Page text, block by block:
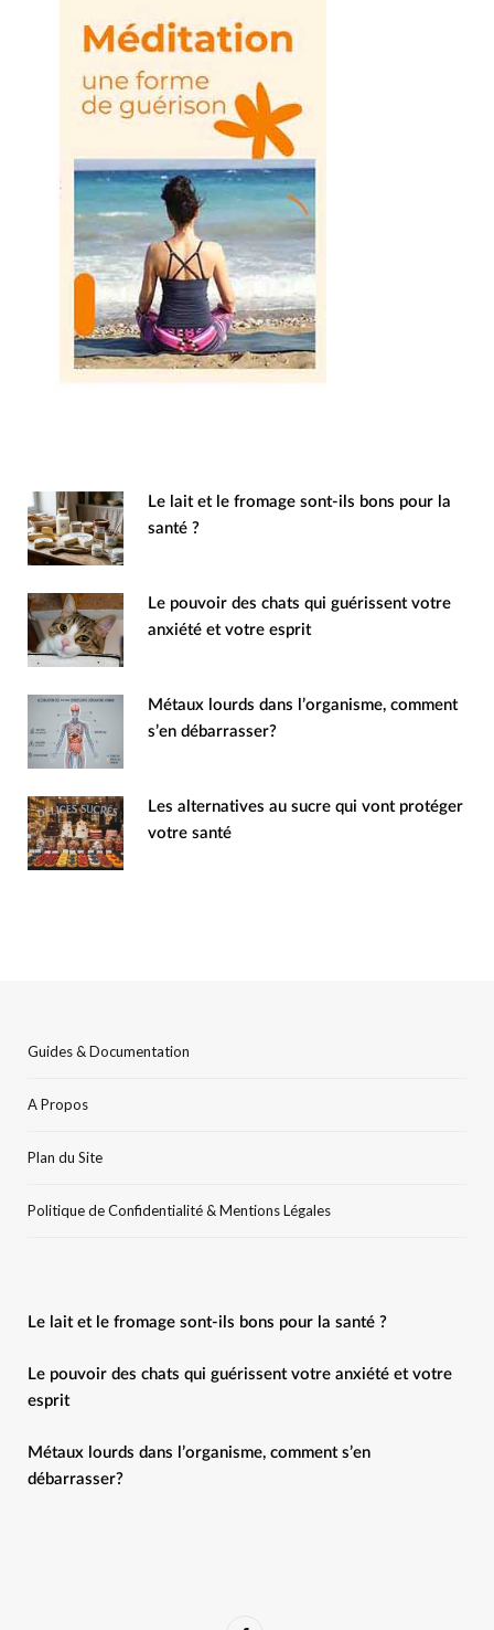
Le lait et le fromage sont-ils bons pour la
santé ?
Le pouvoir des chats qui guérissent votre
anxiété et votre esprit
Métaux lourds dans l’organisme, comment
s’en débarrasser?
Les alternatives au sucre qui vont protéger
votre santé
Guides & Documentation
A Propos
Plan du Site
Politique de Confidentialité & Mentions Légales
Le lait et le fromage sont-ils bons pour la santé ?
Le pouvoir des chats qui guérissent votre anxiété et votre
esprit
Métaux lourds dans l’organisme, comment s’en
débarrasser?